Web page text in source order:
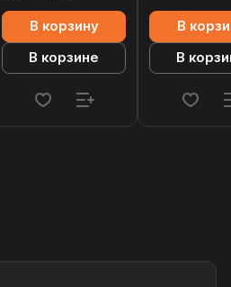
В корзину
В корзине
В
В